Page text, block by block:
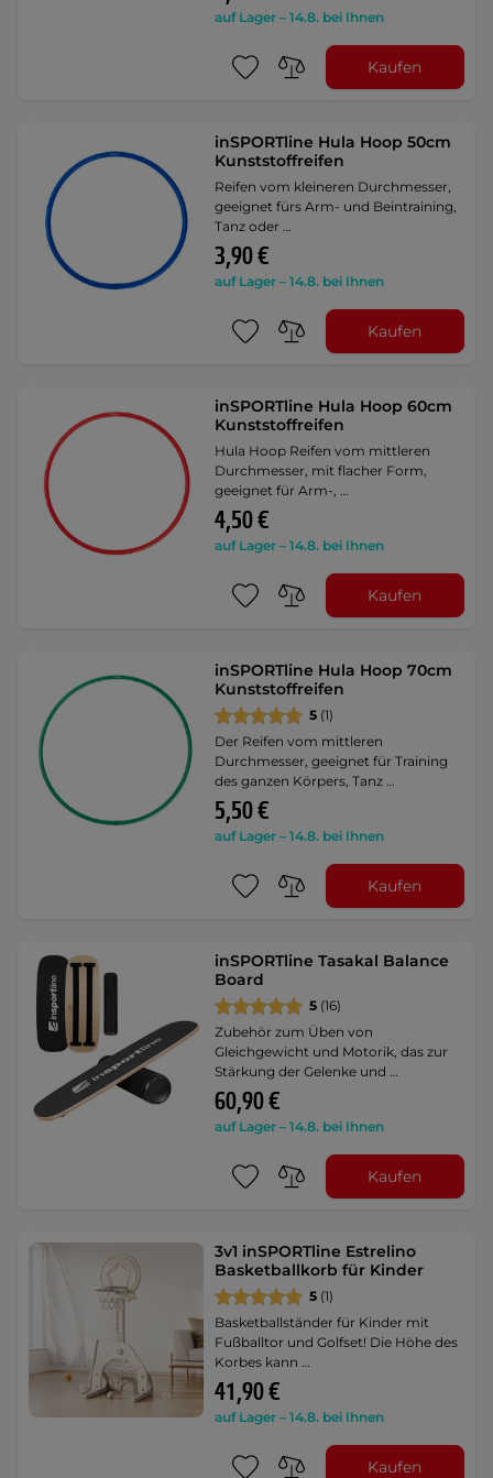
auf Lager – 14.8. bei Ihnen
Kaufen
inSPORTline Hula Hoop 50cm
Kunststoffreifen
Reifen vom kleineren Durchmesser,
geeignet fürs Arm- und Beintraining,
Tanz oder …
3,90 €
auf Lager – 14.8. bei Ihnen
Kaufen
inSPORTline Hula Hoop 60cm
Kunststoffreifen
Hula Hoop Reifen vom mittleren
Durchmesser, mit flacher Form,
geeignet für Arm-, …
4,50 €
auf Lager – 14.8. bei Ihnen
Kaufen
inSPORTline Hula Hoop 70cm
Kunststoffreifen
5 (1)
Der Reifen vom mittleren
Durchmesser, geeignet für Training
des ganzen Körpers, Tanz …
5,50 €
auf Lager – 14.8. bei Ihnen
Kaufen
inSPORTline Tasakal Balance
Board
5 (16)
Zubehör zum Üben von
Gleichgewicht und Motorik, das zur
Stärkung der Gelenke und …
60,90 €
auf Lager – 14.8. bei Ihnen
Kaufen
3v1 inSPORTline Estrelino
Basketballkorb für Kinder
5 (1)
Basketballständer für Kinder mit
Fußballtor und Golfset! Die Höhe des
Korbes kann …
41,90 €
auf Lager – 14.8. bei Ihnen
Kaufen